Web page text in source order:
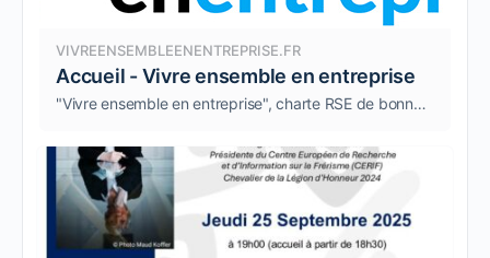
VIVREENSEMBLEENENTREPRISE.FR
Accueil - Vivre ensemble en entreprise
"Vivre ensemble en entreprise", charte RSE de bonne gouvernance et de management durable.